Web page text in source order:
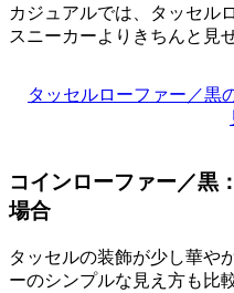
カジュアルでは、タッセル
スニーカーよりきちんと見
タッセルローファー／黒
コインローファー／黒
場合
タッセルの装飾が少し華や
ーのシンプルな見え方も比